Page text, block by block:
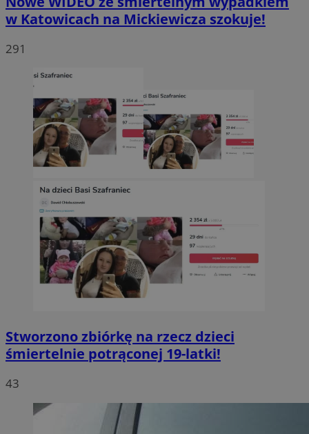
w Katowicach na Mickiewicza szokuje!
291
Stworzono zbiórkę na rzecz dzieci
śmiertelnie potrąconej 19-latki!
43